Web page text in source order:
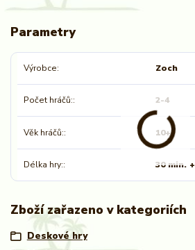
Parametry
Výrobce Zoch
Počet hráčů: 2-4
Věk hráčů: 10+
Délka hry: 30 min. +
Zboží zařazeno v kategoriích
Deskové hry